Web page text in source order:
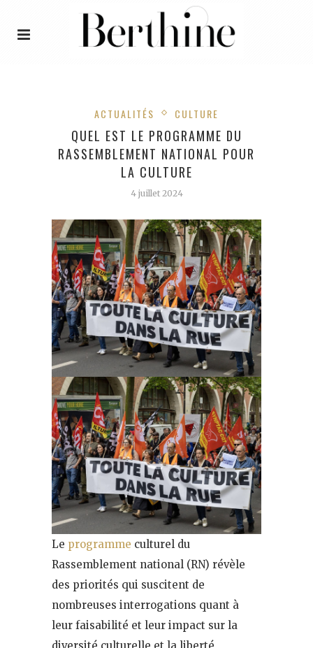
ACTUALITÉS CULTURE
QUEL EST LE PROGRAMME DU
RASSEMBLEMENT NATIONAL POUR
LA CULTURE
4 juillet 2024
Le programme culturel du
Rassemblement national (RN) révèle
des priorités qui suscitent de
nombreuses interrogations quant à
leur faisabilité et leur impact sur la
diversité culturelle et la liberté